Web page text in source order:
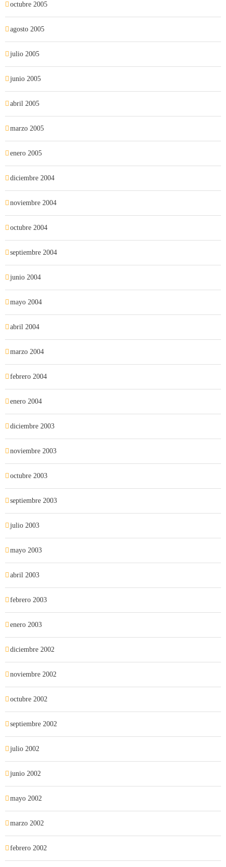
octubre 2005
agosto 2005
julio 2005
junio 2005
abril 2005
marzo 2005
enero 2005
diciembre 2004
noviembre 2004
octubre 2004
septiembre 2004
junio 2004
mayo 2004
abril 2004
marzo 2004
febrero 2004
enero 2004
diciembre 2003
noviembre 2003
octubre 2003
septiembre 2003
julio 2003
mayo 2003
abril 2003
febrero 2003
enero 2003
diciembre 2002
noviembre 2002
octubre 2002
septiembre 2002
julio 2002
junio 2002
mayo 2002
marzo 2002
febrero 2002